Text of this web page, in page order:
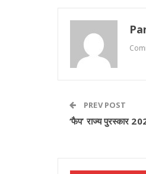
PREV POST
‘फैप’ राज्य पुरस्कार